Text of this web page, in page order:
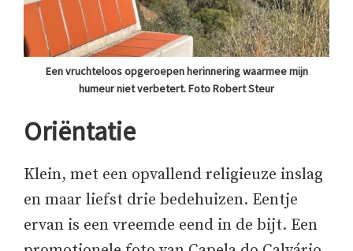
Een vruchteloos opgeroepen herinnering waarmee mijn
humeur niet verbetert. Foto Robert Steur
Oriëntatie
Klein, met een opvallend religieuze inslag
en maar liefst drie bedehuizen. Eentje
ervan is een vreemde eend in de bijt. Een